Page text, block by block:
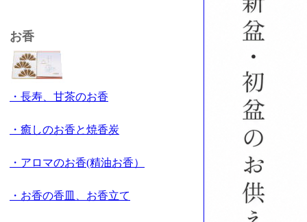
お香
・長寿、甘茶のお香
・癒しのお香と焼香炭
・アロマのお香(精油お香）
・お香の香皿、お香立て